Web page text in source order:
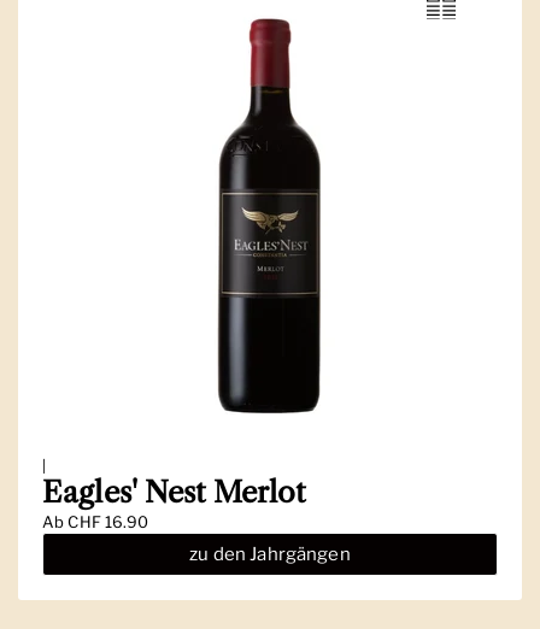
|
Eagles' Nest Merlot
AbCHF 16.90
zu den Jahrgängen